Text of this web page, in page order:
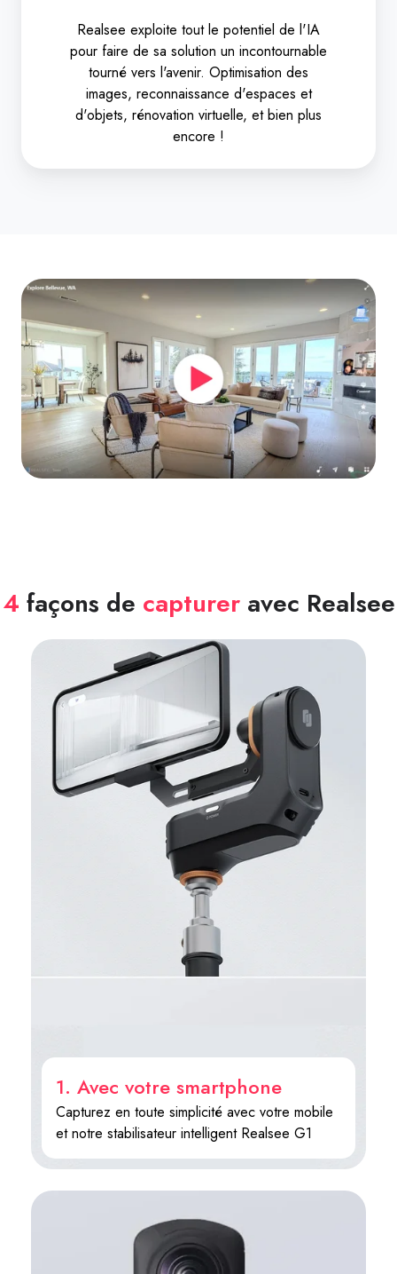
Realsee exploite tout le potentiel de l'IA
pour faire de sa solution un incontournable
tourné vers l'avenir. Optimisation des
images, reconnaissance d'espaces et
d'objets, rénovation virtuelle, et bien plus
encore !
4 façons de captureravec Realsee
1. Avec votre smartphone
Capturez en toute simplicité avec votre mobile
et notre stabilisateur intelligent Realsee G1